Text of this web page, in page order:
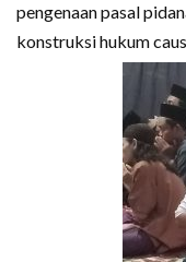
pengenaan pasal
konstruksi hukum